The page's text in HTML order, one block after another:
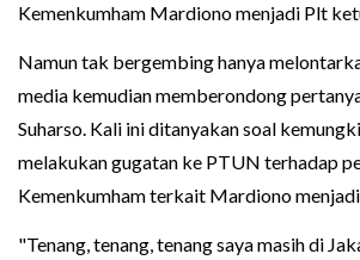
Kemenkumham Mardiono menjadi Plt
Namun tak bergembing hanya
media kemudian memberondong
Suharso. Kali ini ditanyakan soal
melakukan gugatan ke PTUN terhadap
Kemenkumham terkait Mardiono
"Tenang, tenang, tenang saya masih di